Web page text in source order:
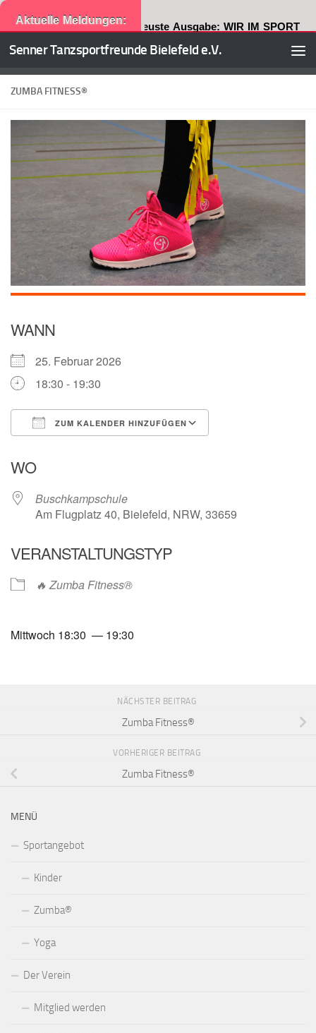
Aktuelle Meldungen:Neuste Ausgabe: WIR IM SPORT
Zum Inhalt springen
Senner Tanzsportfreunde Bielefeld e.V.
ZUMBA FITNESS®
WANN
25. Februar 2026
18:30 - 19:30
ZUM KALENDER HINZUFÜGEN
WO
Buschkampschule
Am Flugplatz 40, Bielefeld, NRW, 33659
VERANSTALTUNGSTYP
🔥 Zumba Fitness®
Mittwoch 18:30 — 19:30
NÄCHSTER BEITRAG
Zumba Fitness®
VORHERIGER BEITRAG
Zumba Fitness®
MENÜ
Sportangebot
Kinder
Zumba®
Yoga
Der Verein
Mitglied werden